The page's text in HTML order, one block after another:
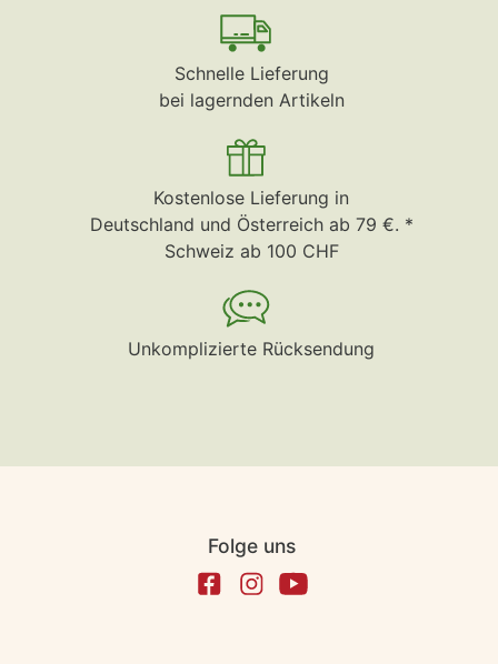
Schnelle Lieferung
bei lagernden Artikeln
Kostenlose Lieferung in
Deutschland und Österreich ab 79 €. *
Schweiz ab 100 CHF
Unkomplizierte Rücksendung
Folge uns